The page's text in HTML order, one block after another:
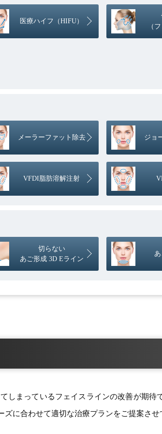
医療ハイフ（HIFU）
（
メーラーファット除去 ジョ
VFDI脂肪溶解注射
切らない
あご形成 3D Eライン
しまっているフェイスラインの改善が期待
に合わせて適切な治療プランをご提案させ